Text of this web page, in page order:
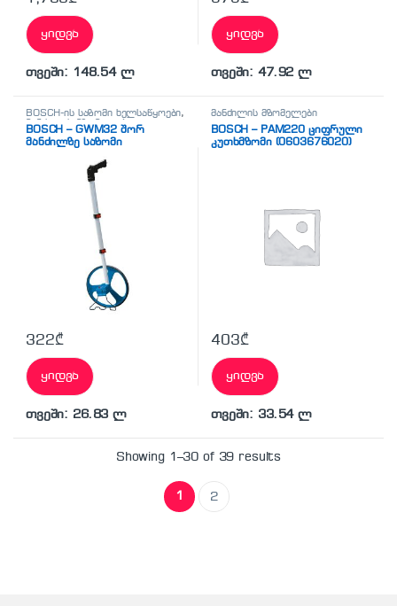
ყიდვა
თვეში: 148.54 ლ
ყიდვა
თვეში: 47.92 ლ
BOSCH-ის საზომი ხელსაწყოები,
მანძილის მზომელები
BOSCH – GWM32 შორ
მანძილზე საზომი
322₾
ყიდვა
თვეში: 26.83 ლ
მანძილის მზომელები
BOSCH – PAM220 ციფრული
კუთხმზომი (0603676020)
403₾
ყიდვა
თვეში: 33.54 ლ
Showing 1–30 of 39 results
1 2